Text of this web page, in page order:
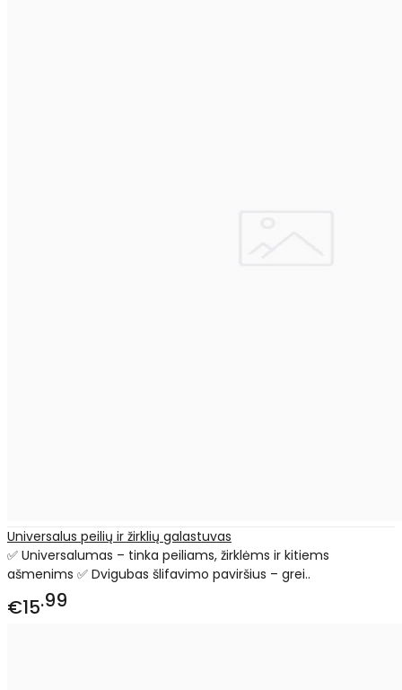
Universalus peilių ir žirklių galastuvas
✅ Universalumas – tinka peiliams, žirklėms ir kitiems
ašmenims ✅ Dvigubas šlifavimo paviršius – grei..
€15 99